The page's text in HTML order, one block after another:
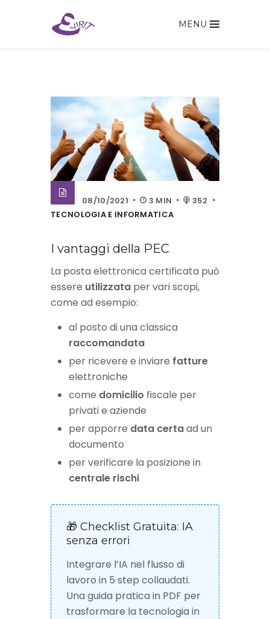
MENU
08/10/2021 3 MIN
352
TECNOLOGIA E INFORMATICA
I vantaggi della PEC
La posta elettronica certificata può
essere utilizzata per vari scopi,
come ad esempio:
al posto di una classica
raccomandata
per ricevere e inviare fatture
elettroniche
come domicilio fiscale per
privati e aziende
per apporre data certaad un
documento
per verificare la posizione in
centrale rischi
🎁 Checklist Gratuita: IA
senza errori
Integrare l’IA nel flusso di
lavoro in 5 step collaudati.
Una guida pratica in PDF per
trasformare la tecnologia in